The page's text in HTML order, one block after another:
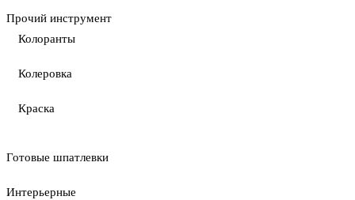
Прочий инструмент
Колоранты
Колеровка
Краска
Готовые шпатлевки
Интерьерные